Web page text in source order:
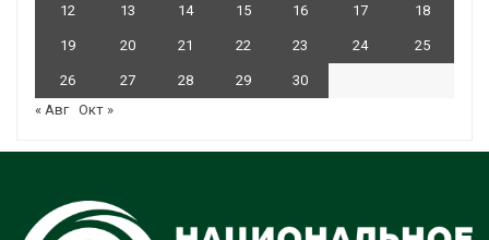
12 13 14 15 16 17 18
19 20 21 22 23 24 25
26 27 28 29
30
« Авг Окт »